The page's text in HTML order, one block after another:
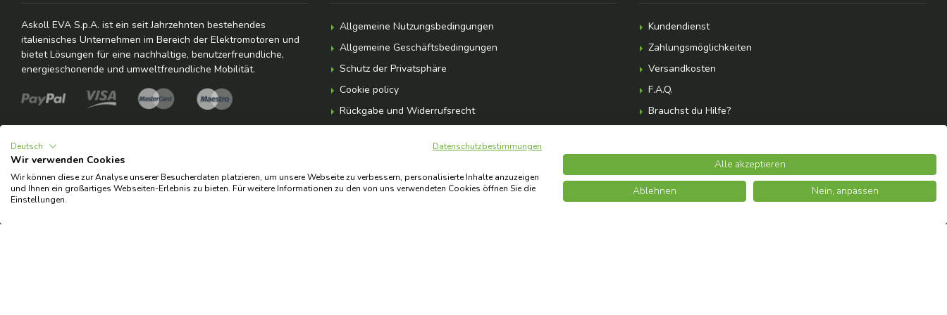
Askoll EVA S.p.A. ist ein seit Jahrzehnten bestehendes
italienisches Unternehmen im Bereich der Elektromotoren und
bietet Lösungen für eine nachhaltige, benutzerfreundliche,
energieschonende und umweltfreundliche Mobilität.
Allgemeine Nutzungsbedingungen
Allgemeine Geschäftsbedingungen
Schutz der Privatsphäre
Cookie policy
Rückgabe und Widerrufsrecht
Kundendienst
Zahlungsmöglichkeiten
Versandkosten
F.A.Q.
Brauchst du Hilfe?
© 2026 Copyright Askoll EVA S.p.A.
Deutsch Datenschutzbestimmungen
Wir verwenden Cookies
Wir können diese zur Analyse unserer Besucherdaten platzieren, um unsere Webseite zu verbessern, personalisierte Inhalte anzuzeigen
und Ihnen ein großartiges Webseiten-Erlebnis zu bieten. Für weitere Informationen zu den von uns verwendeten Cookies öffnen Sie die
Einstellungen.
Alle akzeptieren
Ablehnen
Nein, anpassen